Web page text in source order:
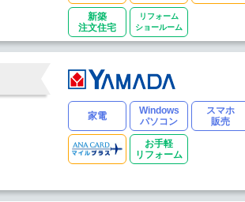
新築
注文住宅
リフォーム
ショールーム
家電
Windows
パソコン
スマホ
販売
お手軽
リフォーム